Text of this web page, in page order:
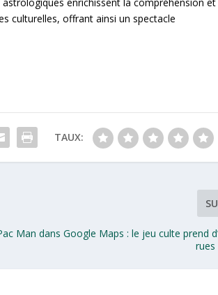
culturelles, offrant ainsi un spectacle
TAUX:
Man dans Google Maps : le jeu culte prend